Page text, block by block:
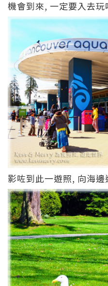
機會到來, 一定要入去
影咗到此一遊照, 向海邊